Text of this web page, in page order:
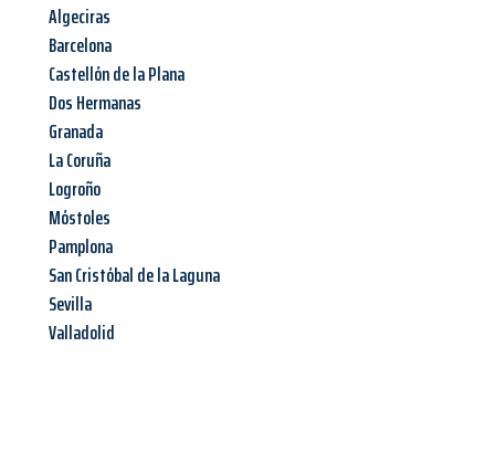
Algeciras
Barcelona
Castellón de la Plana
Dos Hermanas
Granada
La Coruña
Logroño
Móstoles
Pamplona
San Cristóbal de la Laguna
Sevilla
Valladolid